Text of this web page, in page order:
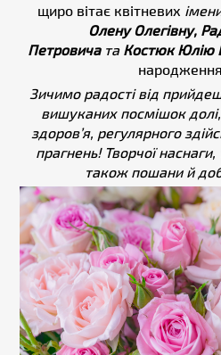
щиро вітає квітневих
Олену Олегівну,
Петровичата Костюк Юлію
Зичимо радості від
вишуканих посмішок
здоров’я, регулярного
прагнень! Творчої
також пошани й